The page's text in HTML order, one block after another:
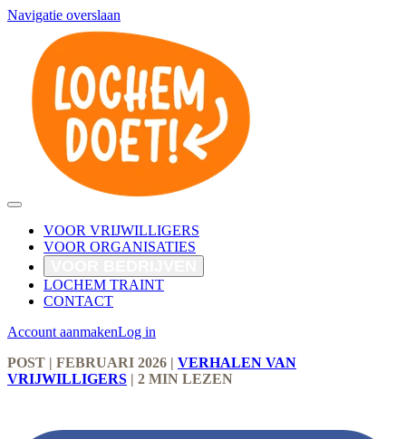
Navigatie overslaan
VOOR VRIJWILLIGERS
VOOR ORGANISATIES
LOCHEM TRAINT
CONTACT
Account aanmakenLog in
POST | FEBRUARI 2026 | VERHALEN VAN
VRIJWILLIGERS | 2 MIN LEZEN